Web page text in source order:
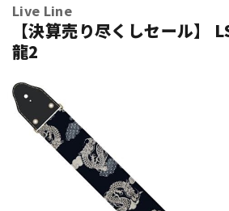
ベース
ドラム
Live Line
【決算売り尽くしセール】
龍2